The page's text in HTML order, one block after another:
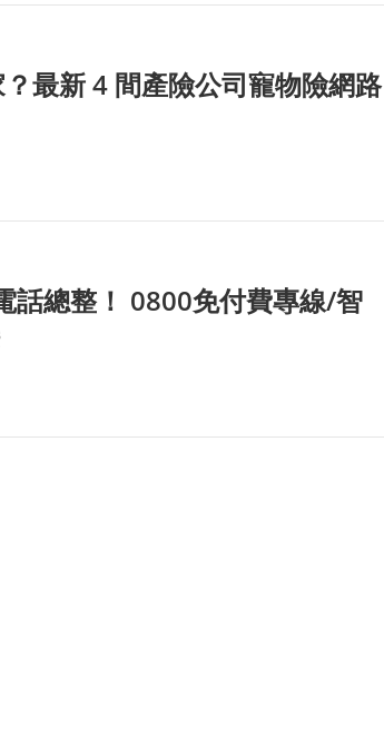
最新 4 間產險公司寵物險網路
話總整！ 0800免付費專線/智